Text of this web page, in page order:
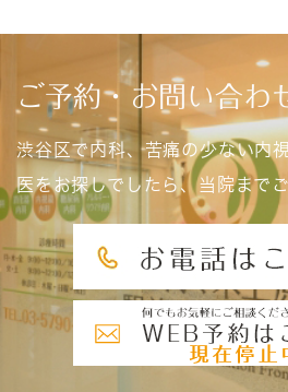
ご予約・お問い合わ
渋谷区で内科、苦痛の少ない内
医をお探しでしたら、当院まで